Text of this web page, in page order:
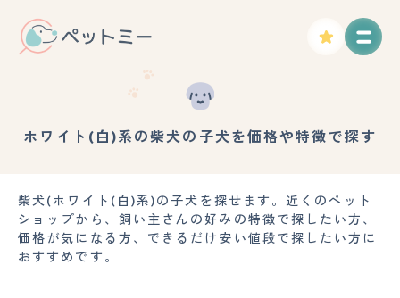
ホワイト(白)系の柴犬の子犬を価格や特徴で探す
柴犬(ホワイト(白)系)の子犬を探せます。近くのペット
ショップから、飼い主さんの好みの特徴で探したい方、
価格が気になる方、できるだけ安い値段で探したい方に
おすすめです。